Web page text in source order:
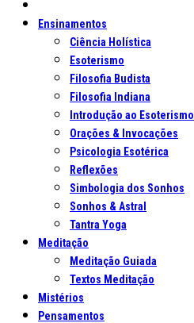
Ensinamentos
Ciência Holística
Esoterismo
Filosofia Budista
Filosofia Indiana
Introdução ao Esoterismo
Orações & Invocações
Psicologia Esotérica
Reflexões
Simbologia dos Sonhos
Sonhos & Astral
Tantra Yoga
Meditação
Meditação Guiada
Textos Meditação
Mistérios
Pensamentos